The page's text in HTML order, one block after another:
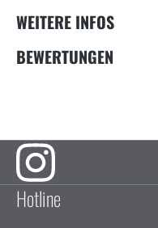
WEITERE INFOS
BEWERTUNGEN
Hotline